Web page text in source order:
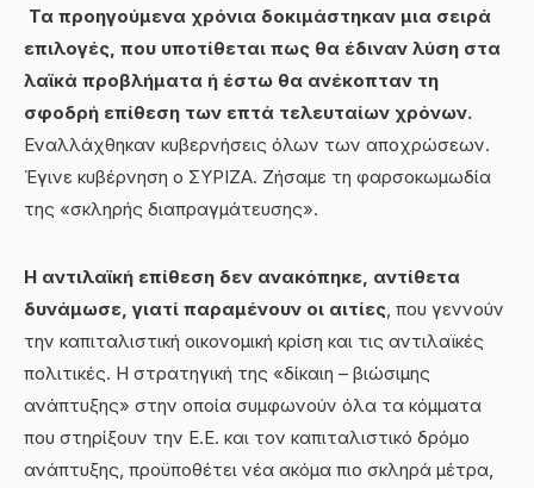
Τα προηγούμενα χρόνια δοκιμάστηκαν μια σειρά
επιλογές, που υποτίθεται πως θα έδιναν λύση στα
λαϊκά προβλήματα ή έστω θα ανέκοπταν τη
σφοδρή επίθεση των επτά τελευταίων χρόνων.
Εναλλάχθηκαν κυβερνήσεις όλων των αποχρώσεων.
Έγινε κυβέρνηση ο ΣΥΡΙΖΑ. Ζήσαμε τη φαρσοκωμωδία
της «σκληρής διαπραγμάτευσης».
Η αντιλαϊκή επίθεση δεν ανακόπηκε, αντίθετα
δυνάμωσε, γιατί παραμένουν οι αιτίες , που γεννούν
την καπιταλιστική οικονομική κρίση και τις αντιλαϊκές
πολιτικές. Η στρατηγική της «δίκαιη – βιώσιμης
ανάπτυξης» στην οποία συμφωνούν όλα τα κόμματα
που στηρίξουν την Ε.Ε. και τον καπιταλιστικό δρόμο
ανάπτυξης, προϋποθέτει νέα ακόμα πιο σκληρά μέτρα,